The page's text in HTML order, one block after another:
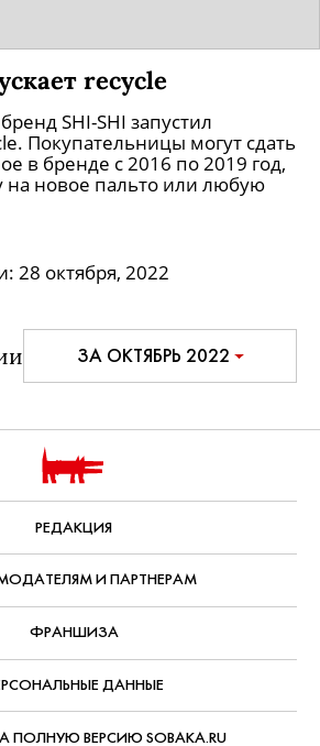
recycle
SHI-SHI запустил
Покупательницы могут сдать
в бренде с 2016 по 2019 год,
на новое пальто или любую
28 октября, 2022
ЗА ОКТЯБРЬ 2022
РЕДАКЦИЯ
И ПАРТНЕРАМ
ФРАНШИЗА
ДАННЫЕ
ПОЛНУЮ ВЕРСИЮ SOBAKA.RU